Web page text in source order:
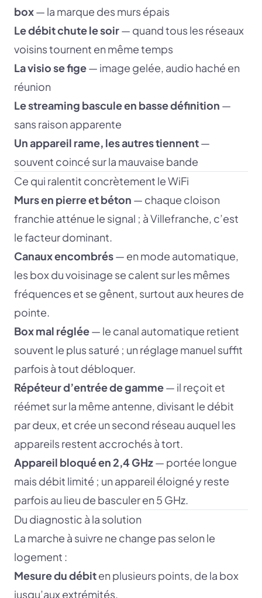
box— la marque des murs épais
Le débit chute le soir— quand tous les réseaux
voisins tournent en même temps
La visio se fige— image gelée, audio haché en
réunion
Le streaming bascule en basse définition —
sans raison apparente
Un appareil rame, les autres tiennent—
souvent coincé sur la mauvaise bande
Ce qui ralentit concrètement le WiFi
Murs en pierre et béton — chaque cloison
franchie atténue le signal ; à Villefranche, c’est
le facteur dominant.
Canaux encombrés— en mode automatique,
les box du voisinage se calent sur les mêmes
fréquences et se gênent, surtout aux heures de
pointe.
Box mal réglée— le canal automatique retient
souvent le plus saturé ; un réglage manuel suffit
parfois à tout débloquer.
Répéteur d’entrée de gamme— il reçoit et
réémet sur la même antenne, divisant le débit
par deux, et crée un second réseau auquel les
appareils restent accrochés à tort.
Appareil bloqué en 2,4 GHz— portée longue
mais débit limité ; un appareil éloigné y reste
parfois au lieu de basculer en 5 GHz.
Du diagnostic à la solution
La marche à suivre ne change pas selon le
logement :
Mesure du débiten plusieurs points, de la box
jusqu’aux extrémités.